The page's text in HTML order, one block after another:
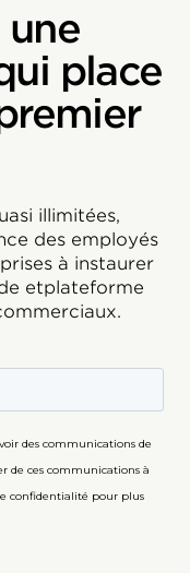
une
place
illimitées,
des employés
à instaurer
etplateforme